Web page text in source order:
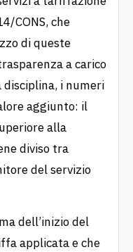
CONS, che
di queste
a carico
i numeri
aggiunto: il
alla
diviso tra
del servizio
dell’inizio del
applicata e che